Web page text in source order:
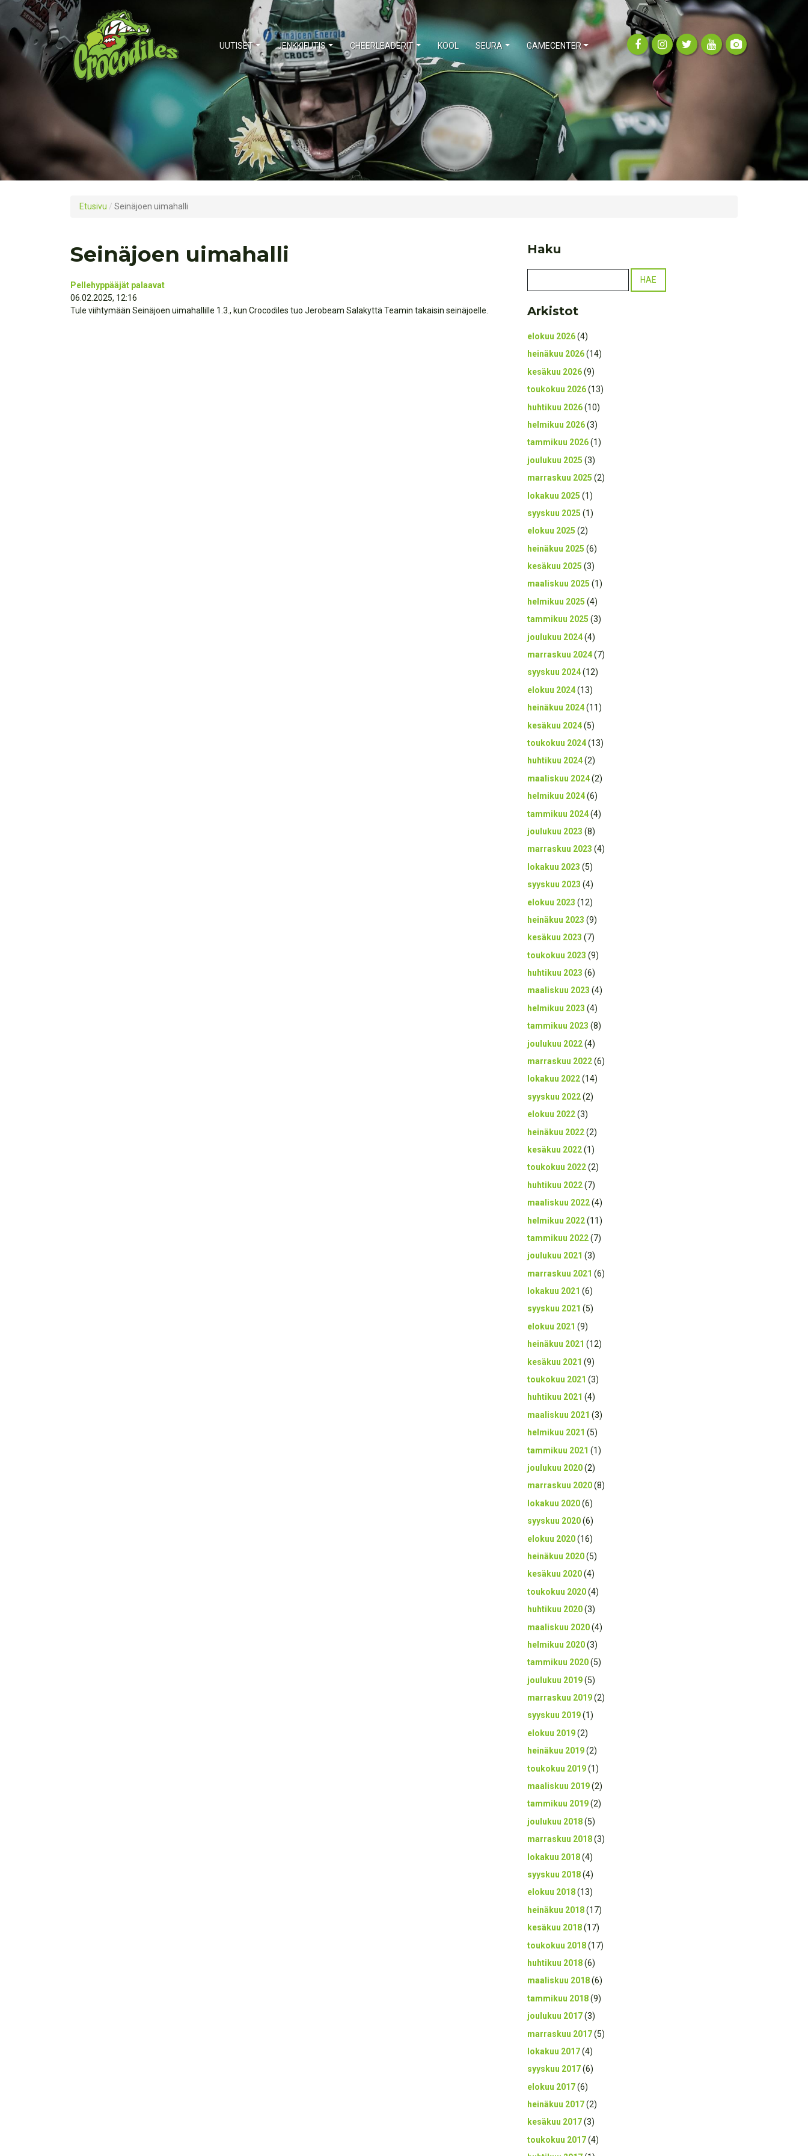
UUTISET JENKKIFUTIS CHEERLEADERIT KOOL SEURA GAMECENTER
Etusivu / Seinäjoen uimahalli
Seinäjoen uimahalli
Pellehyppääjät palaavat
06.02.2025, 12:16
Tule viihtymään Seinäjoen uimahallille 1.3., kun Crocodiles tuo Jerobeam Salakyttä Teamin takaisin seinäjoelle.
Haku
Arkistot
elokuu 2026(4)
heinäkuu 2026(14)
kesäkuu 2026(9)
toukokuu 2026(13)
huhtikuu 2026(10)
helmikuu 2026(3)
tammikuu 2026(1)
joulukuu 2025 (3)
marraskuu 2025 (2)
lokakuu 2025 (1)
syyskuu 2025 (1)
elokuu 2025 (2)
heinäkuu 2025 (6)
kesäkuu 2025 (3)
maaliskuu 2025 (1)
helmikuu 2025 (4)
tammikuu 2025 (3)
joulukuu 2024(4)
marraskuu 2024(7)
syyskuu 2024(12)
elokuu 2024(13)
heinäkuu 2024(11)
kesäkuu 2024(5)
toukokuu 2024(13)
huhtikuu 2024(2)
maaliskuu 2024(2)
helmikuu 2024(6)
tammikuu 2024(4)
joulukuu 2023 (8)
marraskuu 2023 (4)
lokakuu 2023 (5)
syyskuu 2023 (4)
elokuu 2023 (12)
heinäkuu 2023 (9)
kesäkuu 2023 (7)
toukokuu 2023 (9)
huhtikuu 2023 (6)
maaliskuu 2023 (4)
helmikuu 2023 (4)
tammikuu 2023 (8)
joulukuu 2022(4)
marraskuu 2022(6)
lokakuu 2022(14)
syyskuu 2022(2)
elokuu 2022(3)
heinäkuu 2022(2)
kesäkuu 2022(1)
toukokuu 2022(2)
huhtikuu 2022(7)
maaliskuu 2022(4)
helmikuu 2022(11)
tammikuu 2022(7)
joulukuu 2021 (3)
marraskuu 2021 (6)
lokakuu 2021 (6)
syyskuu 2021 (5)
elokuu 2021 (9)
heinäkuu 2021 (12)
kesäkuu 2021 (9)
toukokuu 2021 (3)
huhtikuu 2021 (4)
maaliskuu 2021 (3)
helmikuu 2021 (5)
tammikuu 2021 (1)
joulukuu 2020(2)
marraskuu 2020(8)
lokakuu 2020(6)
syyskuu 2020(6)
elokuu 2020(16)
heinäkuu 2020(5)
kesäkuu 2020(4)
toukokuu 2020(4)
huhtikuu 2020(3)
maaliskuu 2020(4)
helmikuu 2020(3)
tammikuu 2020(5)
joulukuu 2019(5)
marraskuu 2019(2)
syyskuu 2019(1)
elokuu 2019(2)
heinäkuu 2019(2)
toukokuu 2019(1)
maaliskuu 2019(2)
tammikuu 2019(2)
joulukuu 2018(5)
marraskuu 2018(3)
lokakuu 2018(4)
syyskuu 2018(4)
elokuu 2018(13)
heinäkuu 2018(17)
kesäkuu 2018(17)
toukokuu 2018(17)
huhtikuu 2018(6)
maaliskuu 2018(6)
tammikuu 2018(9)
joulukuu 2017(3)
marraskuu 2017(5)
lokakuu 2017(4)
syyskuu 2017(6)
elokuu 2017(6)
heinäkuu 2017(2)
kesäkuu 2017(3)
toukokuu 2017(4)